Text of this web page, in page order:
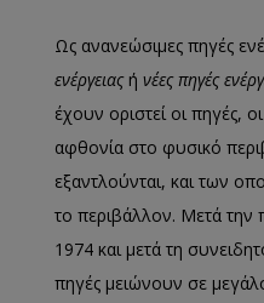
Ως ανανεώσιμες πηγές
ενέργειαςή νέες πηγές
έχουν οριστεί οι πηγές,
αφθονία στο φυσικό
εξαντλούνται, και των
το περιβάλλον. Μετά την
1974 και μετά τη
πηγές μειώνουν σε